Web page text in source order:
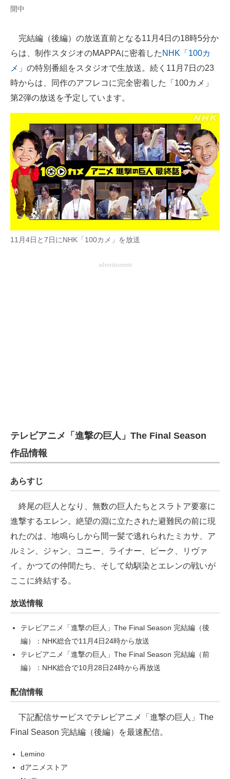
開中
完結編（後編）の放送直前となる11月4日の18時5分か
らは、制作スタジオのMAPPAに密着した NHK「100カ
メ」 の特別番組をスタジオで生放送。続く11月7日の23
時からは、同作のアフレコに完全密着した「100カメ」
第2弾の放送を予定しています。
11月4日と7日にNHK「100カメ」を放送
advertisement
テレビアニメ「進撃の巨人」The Final Season
作品情報
あらすじ
終尾の巨人となり、無数の巨人たちとスラトア要塞に
進撃するエレン。絶望の淵に立たされた避難民の前に現
れたのは、地鳴らしから間一髪で逃れられたミカサ、ア
ルミン、ジャン、コニー、ライナー、ピーク、リヴァ
イ。かつての仲間たち、そして幼馴染とエレンの戦いが
ここに終結する。
放送情報
テレビアニメ「進撃の巨人」The Final Season 完結編（後
編）：NHK総合で11月4日24時から放送
テレビアニメ「進撃の巨人」The Final Season 完結編（前
編）：NHK総合で10月28日24時から再放送
配信情報
下記配信サービスでテレビアニメ「進撃の巨人」The
Final Season 完結編（後編）を最速配信。
Lemino
dアニメストア